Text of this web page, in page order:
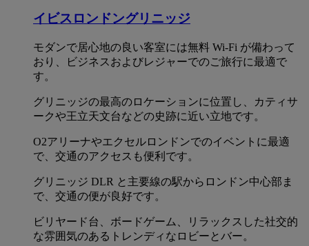
イビスロンドングリニッジ
モダンで居心地の良い客室には無料 Wi-Fi が備わって
おり、ビジネスおよびレジャーでのご旅行に最適で
す。
グリニッジの最高のロケーションに位置し、カティサ
ークや王立天文台などの史跡に近い立地です。
O2アリーナやエクセルロンドンでのイベントに最適
で、交通のアクセスも便利です。
グリニッジ DLR と主要線の駅からロンドン中心部ま
で、交通の便が良好です。
ビリヤード台、ボードゲーム、リラックスした社交的
な雰囲気のあるトレンディなロビーとバー。